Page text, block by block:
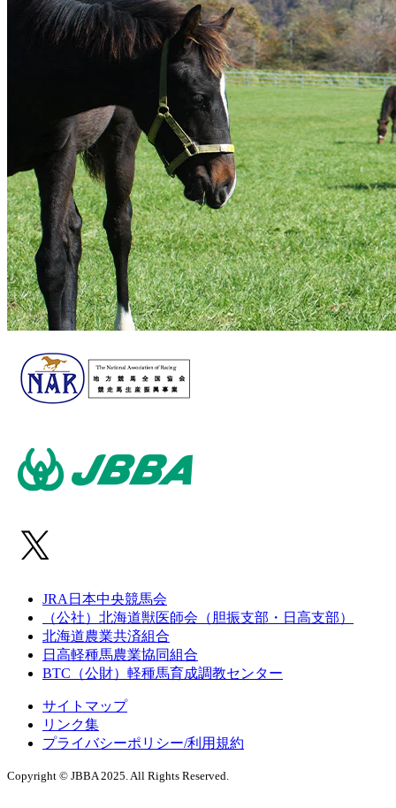
JRA日本中央競馬会
（公社）北海道獣医師会（胆振支部・日高支部）
北海道農業共済組合
日高軽種馬農業協同組合
BTC（公財）軽種馬育成調教センター
サイトマップ
リンク集
プライバシーポリシー/利用規約
Copyright © JBBA 2025. All Rights Reserved.